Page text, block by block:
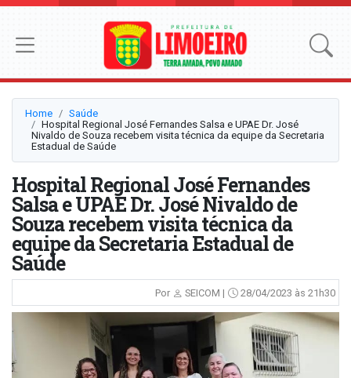
Home
Saúde
Hospital Regional José Fernandes Salsa e UPAE Dr. José
Nivaldo de Souza recebem visita técnica da equipe da Secretaria
Estadual de Saúde
Hospital Regional José Fernandes
Salsa e UPAE Dr. José Nivaldo de
Souza recebem visita técnica da
equipe da Secretaria Estadual de
Saúde
Por SEICOM | 28/04/2023 às 21h30